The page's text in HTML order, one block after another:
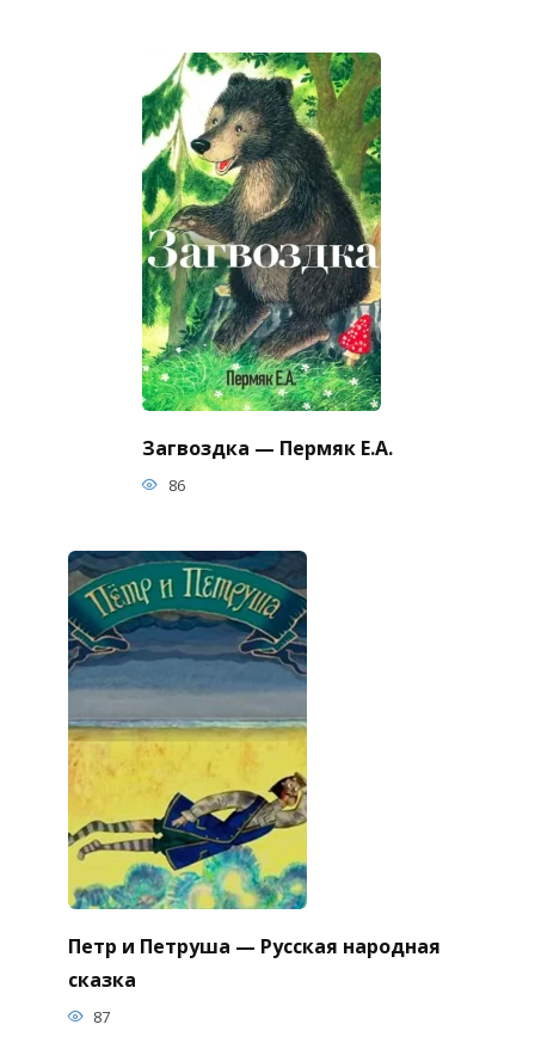
Загвоздка — Пермяк Е.А.
86
Петр и Петруша — Русская народная
сказка
87